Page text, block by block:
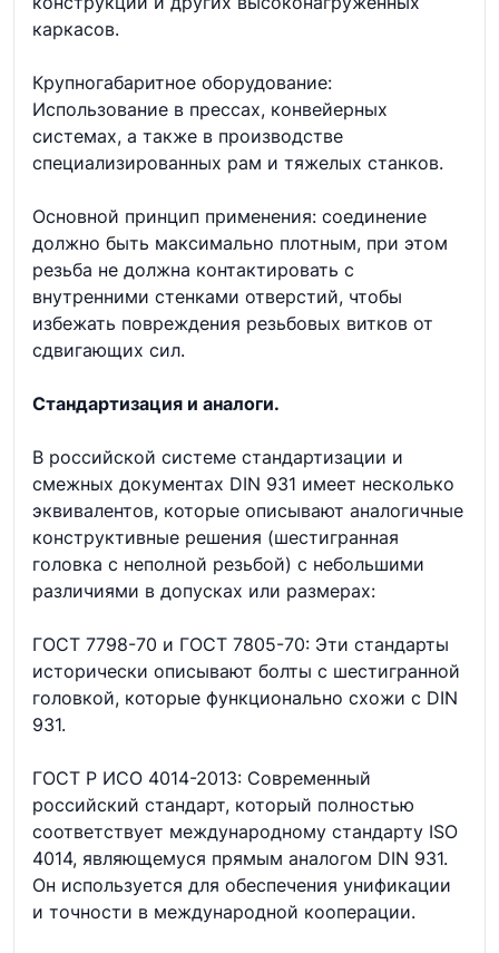
каркасов.
Крупногабаритное оборудование:
Использование в прессах, конвейерных
системах, а также в производстве
специализированных рам и тяжелых станков.
Основной принцип применения: соединение
должно быть максимально плотным, при этом
резьба не должна контактировать с
внутренними стенками отверстий, чтобы
избежать повреждения резьбовых витков от
сдвигающих сил.
Стандартизация и аналоги.
В российской системе стандартизации и
смежных документах DIN 931 имеет несколько
эквивалентов, которые описывают аналогичные
конструктивные решения (шестигранная
головка с неполной резьбой) с небольшими
различиями в допусках или размерах:
ГОСТ 7798-70 и ГОСТ 7805-70: Эти стандарты
исторически описывают болты с шестигранной
головкой, которые функционально схожи с DIN
931.
ГОСТ Р ИСО 4014-2013: Современный
российский стандарт, который полностью
соответствует международному стандарту ISO
4014, являющемуся прямым аналогом DIN 931.
Он используется для обеспечения унификации
и точности в международной кооперации.